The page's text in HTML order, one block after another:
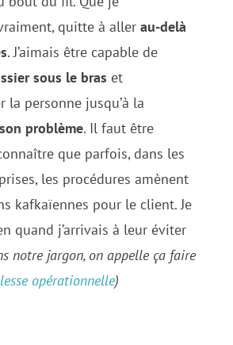
quitte à aller au-delà
. J’aimais être capable de
sous le bras et
la personne jusqu’à la
problème. Il faut être
que parfois, dans les
les procédures amènent
kafkaïennes pour le client. Je
quand j’arrivais à leur éviter
notre jargon, on appelle ça faire
opérationnelle)